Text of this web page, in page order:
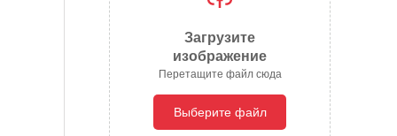
Загрузите
изображение
Перетащите файл сюда